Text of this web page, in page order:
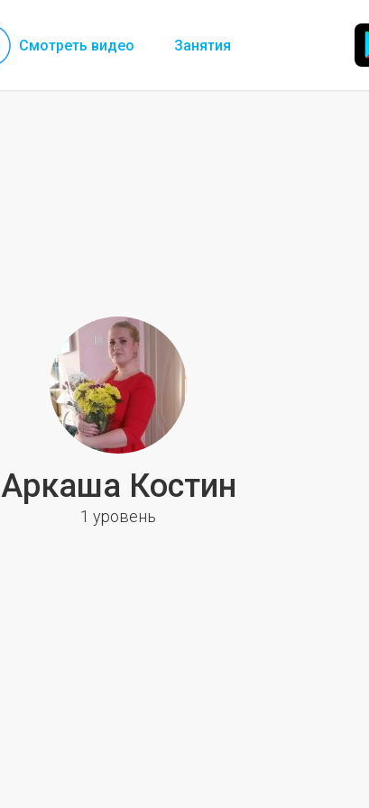
Смотреть видео Занятия
Аркаша Костин
1 уровень